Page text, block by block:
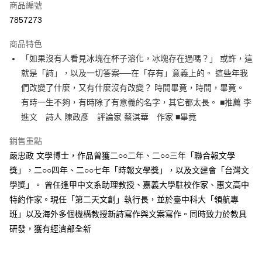
ATM付款
運送方式
付款後全家取貨
每筆NT$60，滿NT$499(含以上)免運費
付款後7-11取貨
每筆NT$60，滿NT$499(含以上)免運費
宅配
每筆NT$100，滿NT$499(含以上)免運費
商品編號
7857273
商品特色
「如果沒有人看見冰塊在杯子溶化，冰塊存在過嗎？」 或許，這
就是「詩」，以及一切答案──在「存有」意義上的。 這些年我
們改變了什麼，又有什麼沒有改變？ 時間畢竟，時間，畢竟。
有時一生不夠，有時除了有意義的名字，其它都太長。 ■推薦 李
進文 詩人 陳政彥 評論家 蔡淇華 作家 ■畢竟
銷售重點
嚴忠政 文學博士，作品曾獲二○○二年、二○○三年「聯合報文學
獎」，二○○四年、二○○七年「時報文學獎」，以及文建會「台灣文
學獎」。 曾任逢甲中文系助理教授、嘉義大學駐校作家、惠文高中
特約作家。現任「第二天文創」執行長，並於臺中科大「領航專
班」以及海外多個機構教授新詩寫作與文案寫作。同時致力於教具
研發，獲有經濟部全新